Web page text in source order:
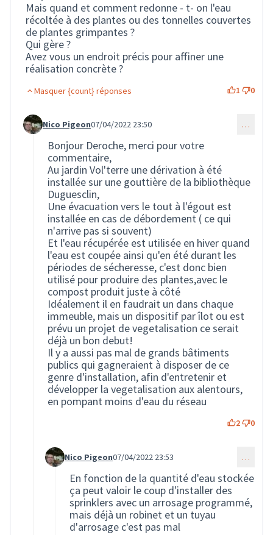
Mais quand et comment redonne - t- on l'eau
récoltée à des plantes ou des tonnelles couvertes
de plantes grimpantes ?
Qui gère ?
Avez vous un endroit précis pour affiner une
réalisation concrète ?
Masquer {count} réponses 1 0
Commentaire 260 (réponse au commentaire 249)
Nico Pigeon07/04/2022 23:50 …
Bonjour Deroche, merci pour votre
commentaire,
Au jardin Vol'terre une dérivation à été
installée sur une gouttière de la bibliothèque
Duguesclin,
Une évacuation vers le tout à l'égout est
installée en cas de débordement ( ce qui
n'arrive pas si souvent)
Et l'eau récupérée est utilisée en hiver quand
l'eau est coupée ainsi qu'en été durant les
périodes de sécheresse, c'est donc bien
utilisé pour produire des plantes,avec le
compost produit juste à côté
Idéalement il en faudrait un dans chaque
immeuble, mais un dispositif par îlot ou est
prévu un projet de vegetalisation ce serait
déjà un bon debut!
Il y a aussi pas mal de grands bâtiments
publics qui gagneraient à disposer de ce
genre d'installation, afin d'entretenir et
développer la vegetalisation aux alentours,
en pompant moins d'eau du réseau
2 0
Commentaire 261 (réponse au commentaire 260)
Nico Pigeon07/04/2022 23:53 …
En fonction de la quantité d'eau stockée
ça peut valoir le coup d'installer des
sprinklers avec un arrosage programmé,
mais déjà un robinet et un tuyau
d'arrosage c'est pas mal